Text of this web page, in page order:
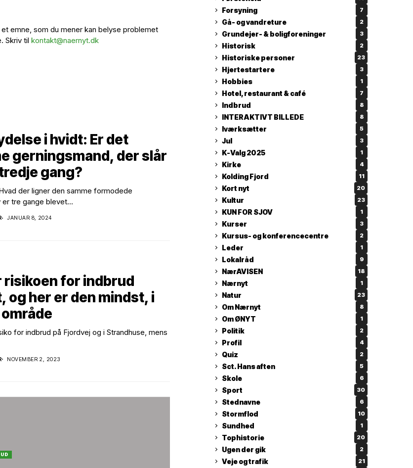
emne, som du mener kan belyse problemet
Skriv til kontakt@naernyt.dk
i hvidt: Er det
gerningsmand, der slår
gang?
der ligner den samme formodede
tre gange blevet...
JANUAR 8, 2024
risikoen for indbrud
og her er den mindst, i
for indbrud på Fjordvej og i Strandhuse, mens
NOVEMBER 2, 2023
Forsyning 7
Gå- og vandreture 2
Grundejer- & boligforeninger 3
Historisk 2
Historiske personer 23
Hjertestartere 3
Hobbies 1
Hotel, restaurant & café 7
Indbrud 8
INTERAKTIVT BILLEDE 8
Iværksætter 5
Jul 3
K-Valg 2025 1
Kirke 4
Kolding Fjord 11
Kort nyt 20
Kultur 23
KUN FOR SJOV 1
Kurser 3
Kursus- og konferencecentre 2
Leder 1
Lokalråd 9
NærAVISEN 18
Nærnyt 1
Natur 23
Om Nærnyt 8
Om ØNYT 1
Politik 2
Profil 4
Quiz 2
Sct. Hans aften 5
Skole 6
Sport 30
Stednavne 6
Stormflod 10
Sundhed 1
Tophistorie 20
Ugen der gik 2
Veje og trafik 21